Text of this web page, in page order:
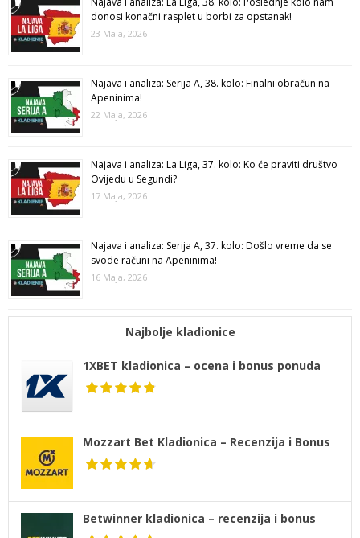
donosi konačni rasplet u borbi za opstanak!
23 Maja, 2026
Najava i analiza: Serija A, 38. kolo: Finalni obračun na
Apeninima!
22 Maja, 2026
Najava i analiza: La Liga, 37. kolo: Ko će praviti društvo
Ovijedu u Segundi?
17 Maja, 2026
Najava i analiza: Serija A, 37. kolo: Došlo vreme da se
svode računi na Apeninima!
16 Maja, 2026
Najbolje kladionice
1XBET kladionica – ocena i bonus ponuda
Mozzart Bet Kladionica – Recenzija i Bonus
Betwinner kladionica – recenzija i bonus